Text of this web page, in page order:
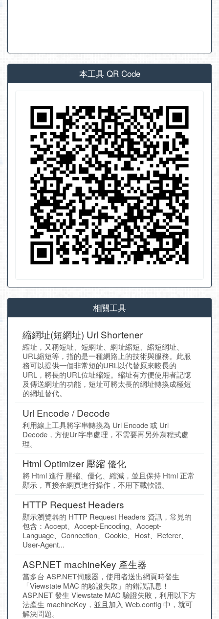
本工具 QR Code
相關工具
縮網址(短網址) Url Shortener
縮址，又稱短址、短網址、網址縮短、縮短網址、
URL縮短等，指的是一種網路上的技術與服務。此服
務可以提供一個非常短的URL以代替原來較長的
URL，將長的URL位址縮短。縮址有方便使用者記憶
及傳送網址的功能，短址可將太長的網址轉換成極短
的網址替代。
Url Encode / Decode
利用線上工具將字串轉換為 Url Encode 或 Url
Decode，方便Url字串處理，不需要再另外寫程式處
理。
Html Optimizer 壓縮 優化
將 Html 進行 壓縮、優化、縮減，並且保持 Html 正常
顯示，直接在網頁進行操作，不用下載軟體。
HTTP Request Headers
顯示瀏覽器的 HTTP Request Headers 資訊，常見的
包含：Accept、Accept-Encoding、Accept-
Language、Connection、Cookie、Host、Referer、
User-Agent...
ASP.NET machineKey 產生器
當多台 ASP.NET伺服器，使用者送出網頁時發生
「Viewstate MAC 的驗證失敗」的錯誤訊息！
ASP.NET 發生 Viewstate MAC 驗證失敗，利用以下方
法產生 machineKey，並且加入 Web.config 中，就可
解決問題。